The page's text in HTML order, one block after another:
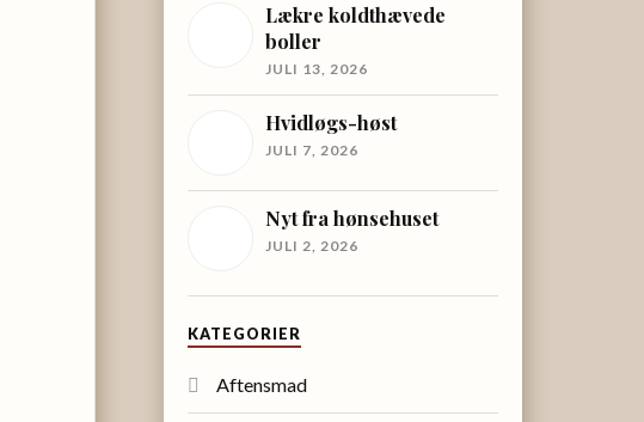
Lækre koldthævede
boller
JULI 13, 2026
Hvidløgs-høst
JULI 7, 2026
Nyt fra hønsehuset
JULI 2, 2026
KATEGORIER
Aftensmad